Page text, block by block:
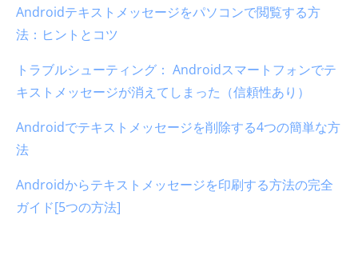
Androidテキストメッセージをパソコンで閲覧する方
法：ヒントとコツ
トラブルシューティング： Androidスマートフォンでテ
キストメッセージが消えてしまった（信頼性あり）
Androidでテキストメッセージを削除する4つの簡単な方
法
Androidからテキストメッセージを印刷する方法の完全
ガイド[5つの方法]